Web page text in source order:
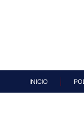
INICIO